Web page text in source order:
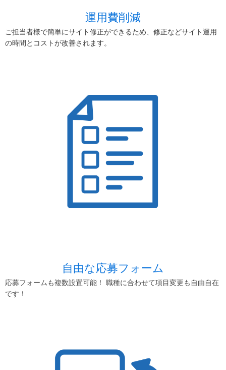
運用費削減
ご担当者様で簡単にサイト修正ができるため、修正などサイト運用
の時間とコストが改善されます。
自由な応募フォーム
応募フォームも複数設置可能！ 職種に合わせて項目変更も自由自在
です！